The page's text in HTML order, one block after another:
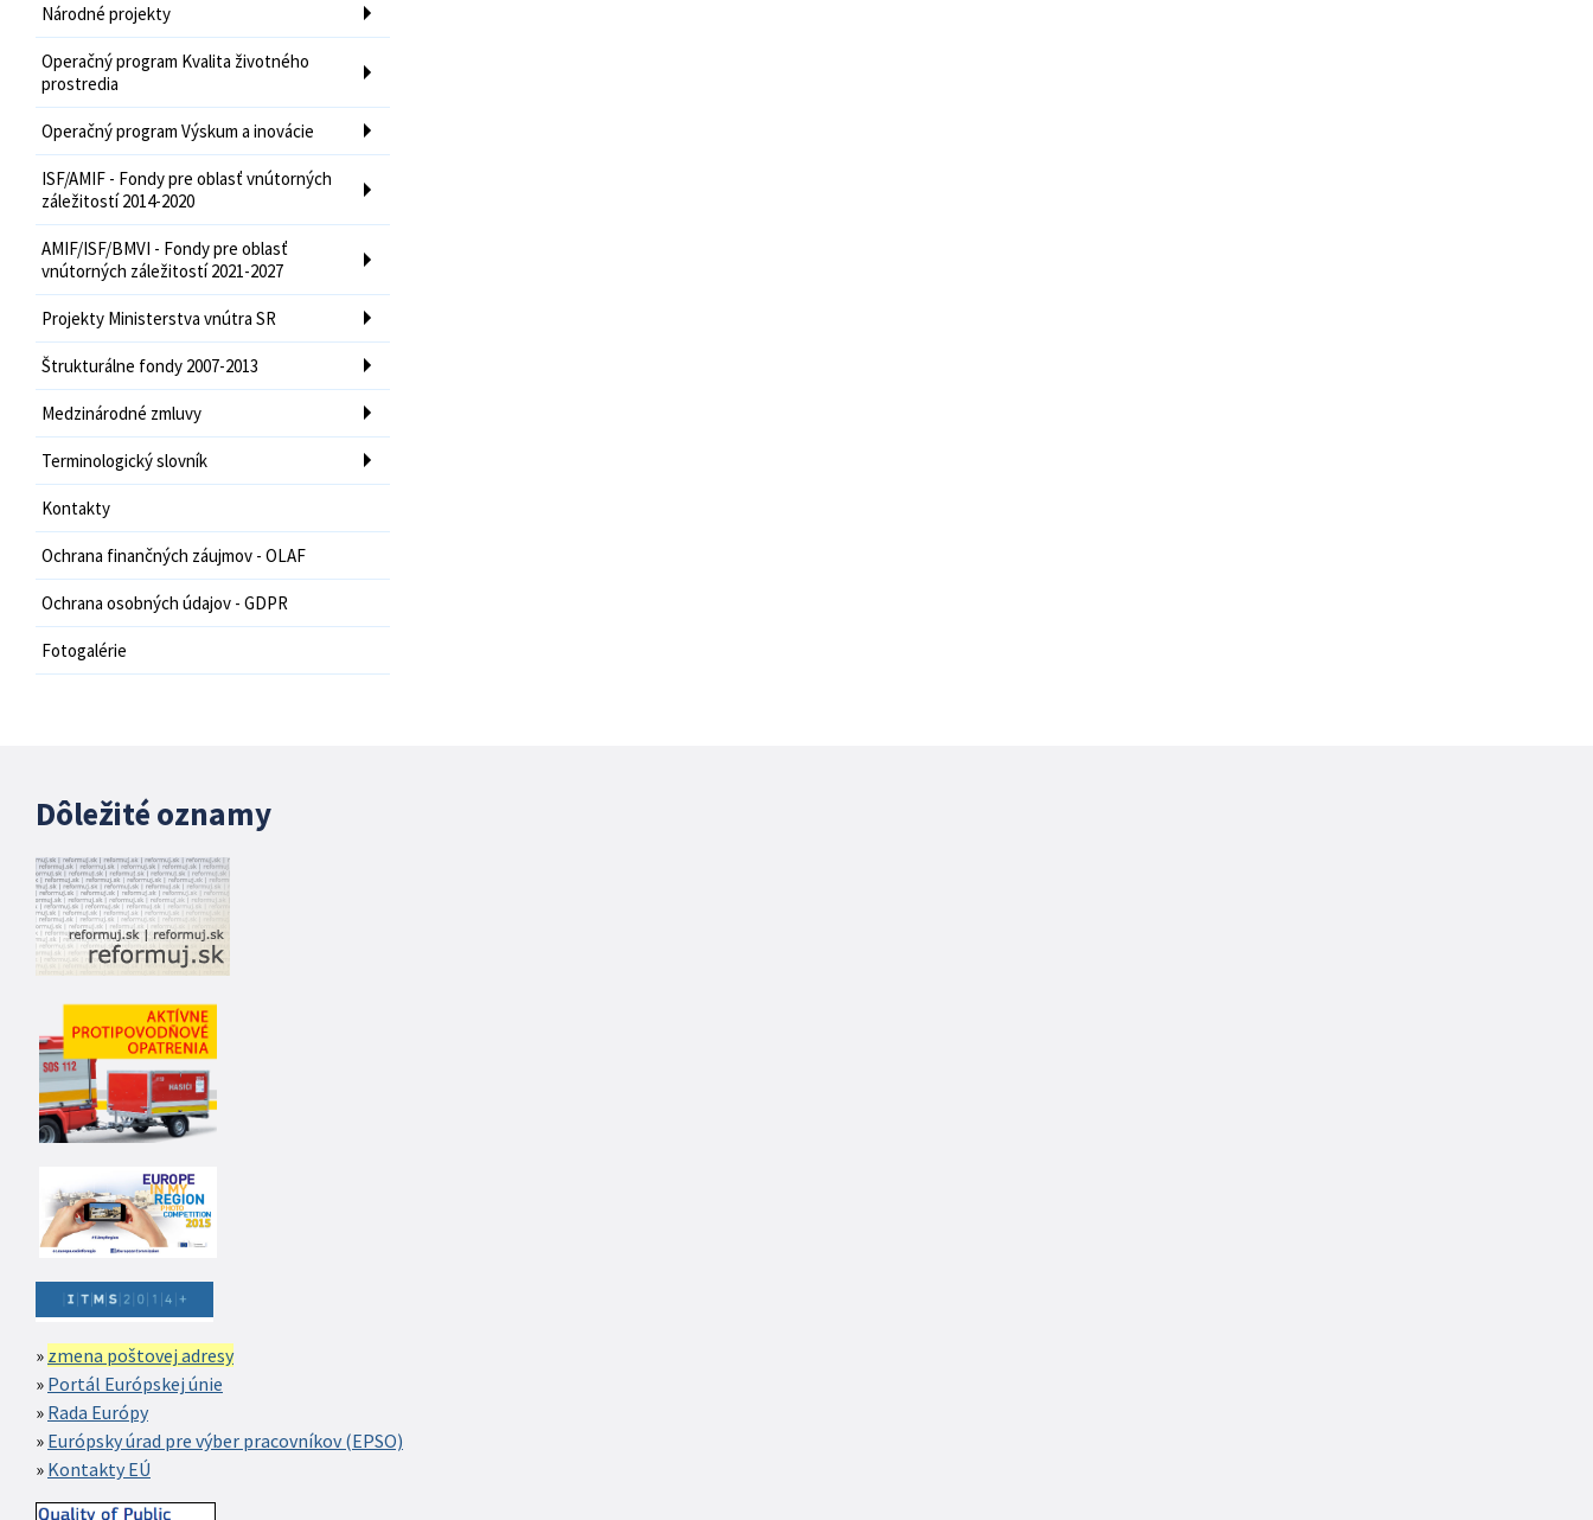
Národné projekty
Operačný program Kvalita životného
prostredia
Operačný program Výskum a inovácie
ISF/AMIF - Fondy pre oblasť vnútorných
záležitostí 2014-2020
AMIF/ISF/BMVI - Fondy pre oblasť
vnútorných záležitostí 2021-2027
Projekty Ministerstva vnútra SR
Štrukturálne fondy 2007-2013
Medzinárodné zmluvy
Terminologický slovník
Kontakty
Ochrana finančných záujmov - OLAF
Ochrana osobných údajov - GDPR
Fotogalérie
Dôležité oznamy
zmena poštovej adresy
Portál Európskej únie
Rada Európy
Európsky úrad pre výber pracovníkov (EPSO)
Kontakty EÚ